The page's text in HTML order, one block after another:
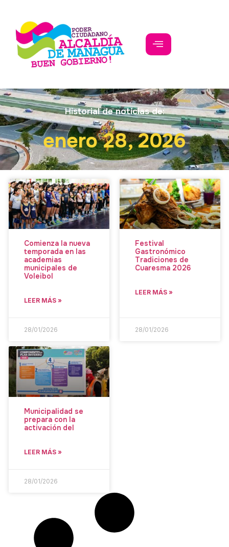
Historial de noticias de:
enero 28, 2026
Comienza la nueva
temporada en las
academias
municipales de
Voleibol
LEER MÁS »
28/01/2026
Festival
Gastronómico
Tradiciones de
Cuaresma 2026
LEER MÁS »
28/01/2026
Municipalidad se
prepara con la
activación del
LEER MÁS »
28/01/2026